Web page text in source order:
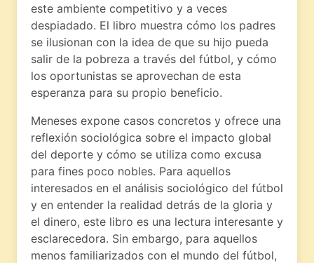
este ambiente competitivo y a veces
despiadado. El libro muestra cómo los padres
se ilusionan con la idea de que su hijo pueda
salir de la pobreza a través del fútbol, y cómo
los oportunistas se aprovechan de esta
esperanza para su propio beneficio.
Meneses expone casos concretos y ofrece una
reflexión sociológica sobre el impacto global
del deporte y cómo se utiliza como excusa
para fines poco nobles. Para aquellos
interesados en el análisis sociológico del fútbol
y en entender la realidad detrás de la gloria y
el dinero, este libro es una lectura interesante y
esclarecedora. Sin embargo, para aquellos
menos familiarizados con el mundo del fútbol,